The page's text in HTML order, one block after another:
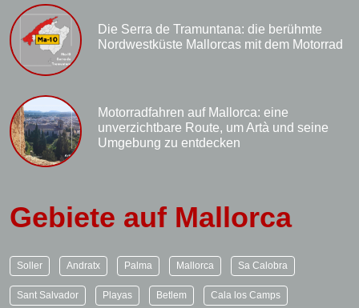
Die Serra de Tramuntana: die berühmte
Nordwestküste Mallorcas mit dem Motorrad
Motorradfahren auf Mallorca: eine
unverzichtbare Route, um Artà und seine
Umgebung zu entdecken
Gebiete auf Mallorca
Soller Andratx Palma Mallorca Sa Calobra
Sant Salvador Playas Betlem Cala los Camps